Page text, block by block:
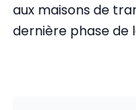
aux maisons de
dernière phase de